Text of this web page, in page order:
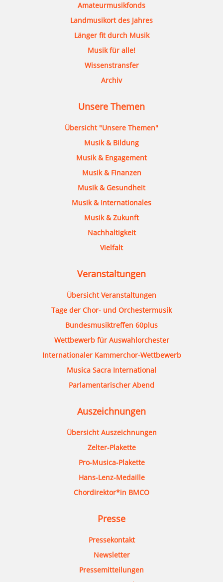
Amateurmusikfonds
Landmusikort des Jahres
Länger fit durch Musik
Musik für alle!
Wissenstransfer
Archiv
Unsere Themen
Übersicht "Unsere Themen"
Musik & Bildung
Musik & Engagement
Musik & Finanzen
Musik & Gesundheit
Musik & Internationales
Musik & Zukunft
Nachhaltigkeit
Vielfalt
Veranstaltungen
Übersicht Veranstaltungen
Tage der Chor- und Orchestermusik
Bundesmusiktreffen 60plus
Wettbewerb für Auswahlorchester
Internationaler Kammerchor-Wettbewerb
Musica Sacra International
Parlamentarischer Abend
Auszeichnungen
Übersicht Auszeichnungen
Zelter-Plakette
Pro-Musica-Plakette
Hans-Lenz-Medaille
Chordirektor*in BMCO
Presse
Pressekontakt
Newsletter
Pressemitteilungen